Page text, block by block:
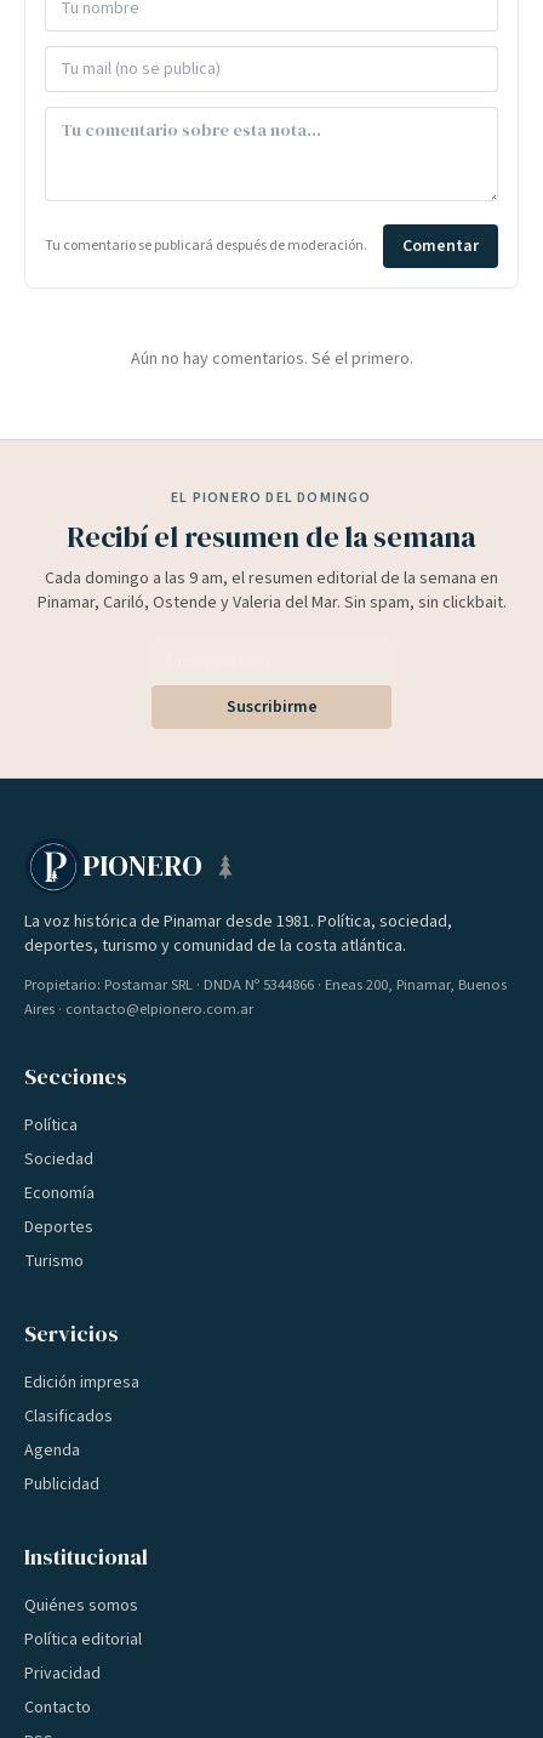
Tu comentario se publicará después de moderación. Comentar
Aún no hay comentarios. Sé el primero.
EL PIONERO DEL DOMINGO
Recibí el resumen de la semana
Cada domingo a las 9 am, el resumen editorial de la semana en
Pinamar, Cariló, Ostende y Valeria del Mar. Sin spam, sin clickbait.
Suscribirme
PIONERO
La voz histórica de Pinamar desde 1981. Política, sociedad,
deportes, turismo y comunidad de la costa atlántica.
Propietario: Postamar SRL · DNDA Nº 5344866 · Eneas 200, Pinamar, Buenos
Aires · contacto@elpionero.com.ar
Secciones
Política
Sociedad
Economía
Deportes
Turismo
Servicios
Edición impresa
Clasificados
Agenda
Publicidad
Institucional
Quiénes somos
Política editorial
Privacidad
Contacto